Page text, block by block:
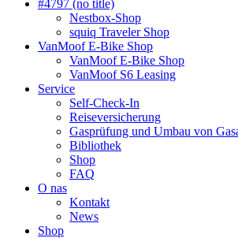
#4797 (no title)
Nestbox-Shop
squiq Traveler Shop
VanMoof E-Bike Shop
VanMoof E-Bike Shop
VanMoof S6 Leasing
Service
Self-Check-In
Reiseversicherung
Gasprüfung und Umbau von
Bibliothek
Shop
FAQ
O nas
Kontakt
News
Shop